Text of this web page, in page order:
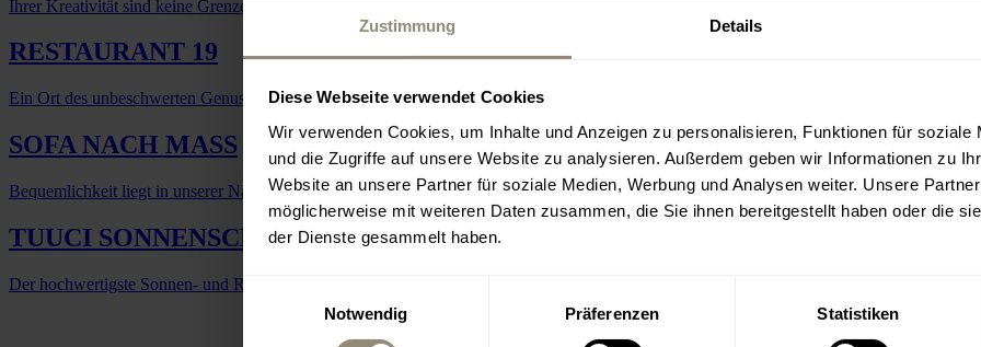
Zustimmung Details
Diese Webseite verwendet Cookies
Wir verwenden Cookies, um Inhalte und Anzeigen zu personalisieren, Funktionen für soziale
und die Zugriffe auf unsere Website zu analysieren. Außerdem geben wir Informationen zu
Website an unsere Partner für soziale Medien, Werbung und Analysen weiter. Unsere
möglicherweise mit weiteren Daten zusammen, die Sie ihnen bereitgestellt haben oder die
der Dienste gesammelt haben.
Einwilligungsauswahl
Notwendig
Präferenzen Statistiken
Ihrer Kreativität sind keine Grenzen gesetzt
RESTAURANT 19
Ein Ort des unbeschwerten Genusses
SOFA NACH MASS
Bequemlichkeit liegt in unserer Natur
TUUCI SONNENSCHIRME
Der hochwertigste Sonnen- und Regenschutz aus dem Yachting